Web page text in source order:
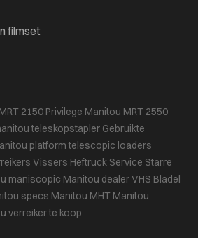
filmset
2150 Privilege Manitou MRT 2550
teleskopstapler Gebruikte
platform telescopic loaders
Vissers Heftruck Service Starre
maniscopic Manitou dealer VHS Bladel
specs Manitou MHT Manitou
verreiker te koop